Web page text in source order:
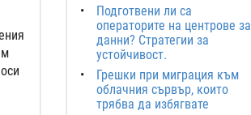
Подготвени ли са
операторите на центрове за
данни? Стратегии за
устойчивост.
Грешки при миграция към
облачния сървър, които
трябва да избягвате